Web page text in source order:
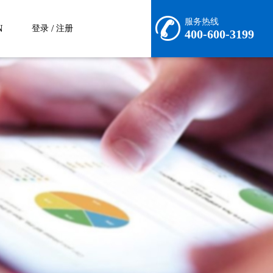
登录 / 注册
服务热线
400-600-3199